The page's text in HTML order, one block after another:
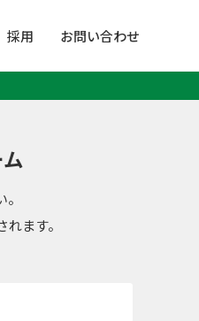
採用 お問い合わせ
ます。